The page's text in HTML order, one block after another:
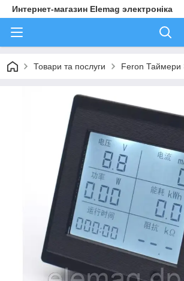
Интернет-магазин Elemag электроніка
Товари та послуги Feron Таймери